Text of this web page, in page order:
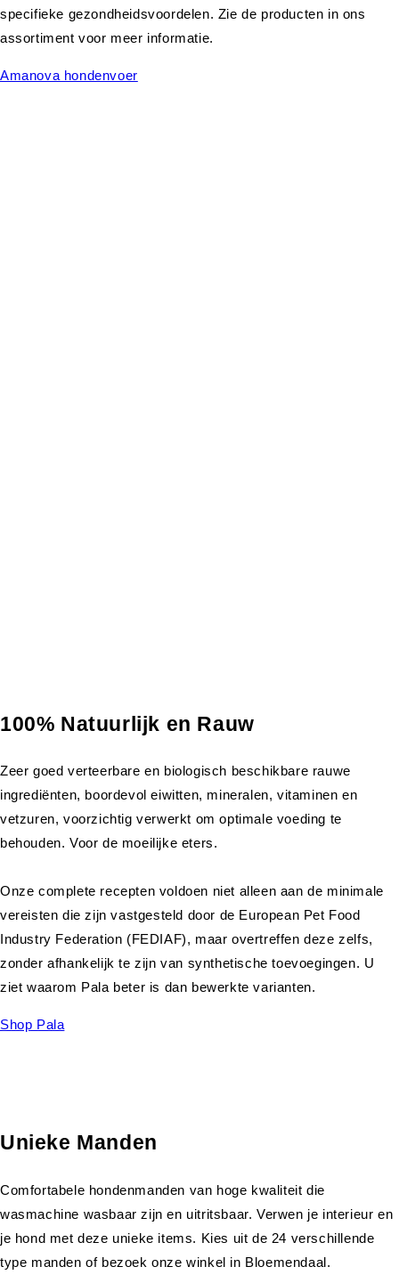
specifieke gezondheidsvoordelen. Zie de producten in ons
assortiment voor meer informatie.
Amanova hondenvoer
100% Natuurlijk en Rauw
Zeer goed verteerbare en biologisch beschikbare rauwe
ingrediënten, boordevol eiwitten, mineralen, vitaminen en
vetzuren, voorzichtig verwerkt om optimale voeding te
behouden. Voor de moeilijke eters.
Onze complete recepten voldoen niet alleen aan de minimale
vereisten die zijn vastgesteld door de European Pet Food
Industry Federation (FEDIAF), maar overtreffen deze zelfs,
zonder afhankelijk te zijn van synthetische toevoegingen. U
ziet waarom Pala beter is dan bewerkte varianten.
Shop Pala
Unieke Manden
Comfortabele hondenmanden van hoge kwaliteit die
wasmachine wasbaar zijn en uitritsbaar. Verwen je interieur en
je hond met deze unieke items. Kies uit de 24 verschillende
type manden of bezoek onze winkel in Bloemendaal.